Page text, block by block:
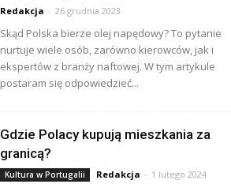
Redakcja - 26 grudnia 2023
Skąd Polska bierze olej napędowy? To pytanie
nurtuje wiele osób, zarówno kierowców, jak i
ekspertów z branży naftowej. W tym artykule
postaram się odpowiedzieć...
Gdzie Polacy kupują mieszkania za
granicą?
Kultura w Portugalii Redakcja - 1 lutego 2024